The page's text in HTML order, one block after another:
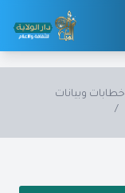
خطابات وبيانات
/